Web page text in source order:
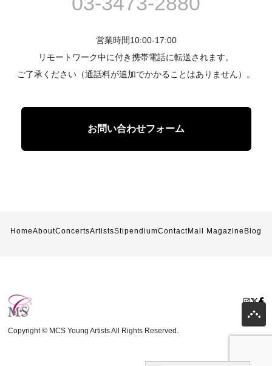
営業時間10:00-17:00
リモートワーク中に付き携帯電話に転送されます。
ご了承ください（通話料が追加でかかることはありません）。
お問い合わせフォーム
HomeAboutConcertsArtistsStipendiumContactMail Magazine Blog
Copyright © MCS Young Artists All Rights Reserved.